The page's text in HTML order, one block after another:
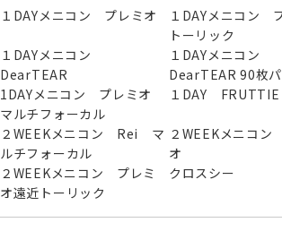
１DAYメニコン プレミオ
１DAYメニコン
トーリック
１DAYメニコン
DearTEAR
１DAYメニコン
DearTEAR 90枚
1DAYメニコン プレミオ
マルチフォーカル
１DAY FRUTTIE
２WEEKメニコン Rei マ
ルチフォーカル
２WEEKメニコ
オ
２WEEKメニコン プレミ
オ遠近トーリック
クロスシー